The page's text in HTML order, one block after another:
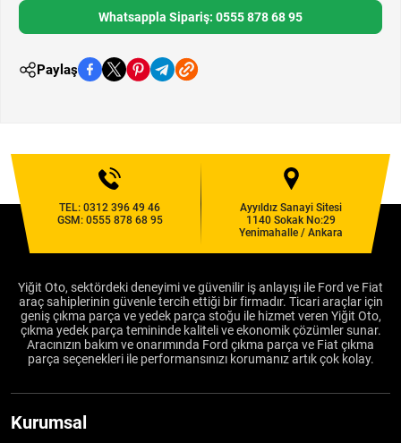
Whatsappla Sipariş: 0555 878 68 95
Paylaş
TEL:0312 396 49 46
GSM: 0555 878 68 95
Ayyıldız Sanayi Sitesi
1140 Sokak No:29
Yenimahalle / Ankara
Yiğit Oto, sektördeki deneyimi ve güvenilir iş anlayışı ile Ford ve Fiat
araç sahiplerinin güvenle tercih ettiği bir firmadır. Ticari araçlar için
geniş çıkma parça ve yedek parça stoğu ile hizmet veren Yiğit Oto,
çıkma yedek parça temininde kaliteli ve ekonomik çözümler sunar.
Aracınızın bakım ve onarımında Ford çıkma parça ve Fiat çıkma
parça seçenekleri ile performansınızı korumanız artık çok kolay.
Kurumsal